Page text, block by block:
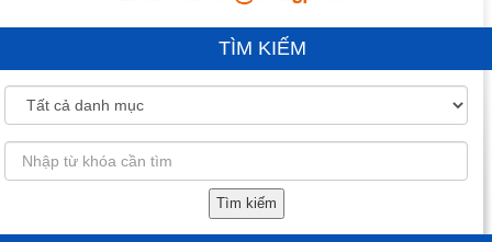
TÌM KIẾM
Tìm kiếm